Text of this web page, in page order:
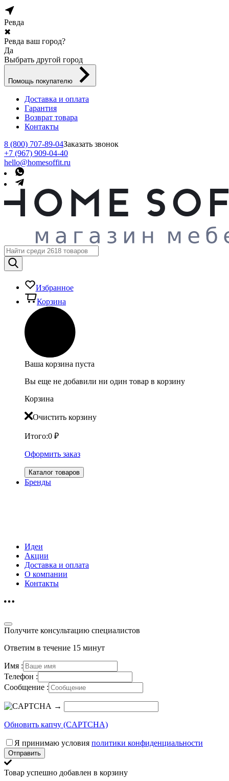
Ревда
✖
Ревда ваш город?
Да
Выбрать другой город
Помощь покупателю
Доставка и оплата
Гарантия
Возврат товара
Контакты
8 (800) 707-89-04Заказать звонок
+7 (967) 909-04-40
hello@homesoffit.ru
Избранное
Корзина
Ваша корзина пуста
Вы еще не добавили ни один товар в корзину
Корзина
Очистить корзину
Итого:0 ₽
Оформить заказ
Каталог товаров
Бренды
Идеи
Акции
Доставка и оплата
О компании
Контакты
Получите консультацию специалистов
Ответим в течение 15 минут
Имя :
Телефон :
Сообщение :
→
Обновить капчу (CAPTCHA)
Я принимаю условия политики конфиденциальности
Отправить
Товар успешно добавлен в корзину